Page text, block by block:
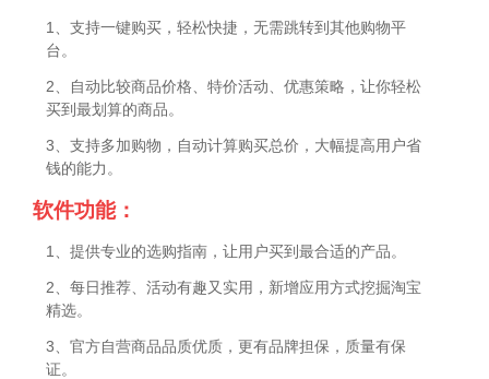
1、支持一键购买，轻松快捷，无需跳转到其他购物平
台。
2、自动比较商品价格、特价活动、优惠策略，让你轻松
买到最划算的商品。
3、支持多加购物，自动计算购买总价，大幅提高用户省
钱的能力。
软件功能：
1、提供专业的选购指南，让用户买到最合适的产品。
2、每日推荐、活动有趣又实用，新增应用方式挖掘淘宝
精选。
3、官方自营商品品质优质，更有品牌担保，质量有保
证。